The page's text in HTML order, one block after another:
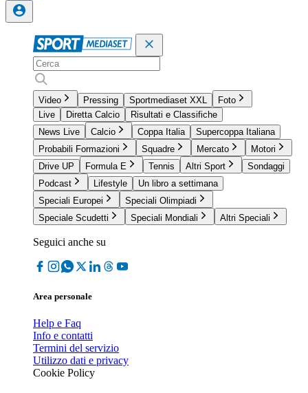
Video Pressing Sportmediaset XXL
Foto
Live
Diretta Calcio
Risultati e Classifiche
News Live
Calcio Coppa Italia
Supercoppa Italiana
Probabili Formazioni
Squadre Mercato
Motori
Drive UP
Formula E Tennis Altri Sport
Sondaggi
Podcast
Lifestyle
Un libro a settimana
Speciali Europei
Speciali Olimpiadi
Speciale Scudetti
Speciali Mondiali Altri Speciali
Seguici anche su
Area personale
Help e Faq
Info e contatti
Termini del servizio
Utilizzo dati e privacy
Cookie Policy